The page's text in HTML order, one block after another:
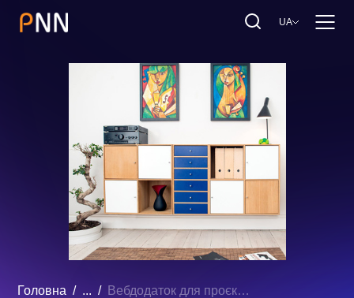
UA
Головна ... Вебдодаток для проєктування дизайну меблів, калькуляції та формування замовлення